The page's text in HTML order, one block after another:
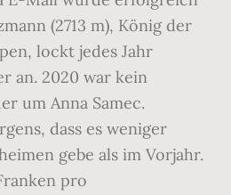
(2713 m), König der
lockt jedes Jahr
an. 2020 war kein
um Anna Samec.
dass es weniger
gebe als im Vorjahr.
pro